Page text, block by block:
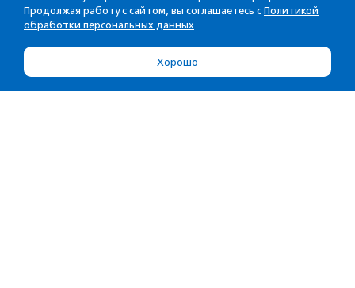
Продолжая работу с сайтом, вы соглашаетесь с Политикой
обработки персональных данных
Хорошо